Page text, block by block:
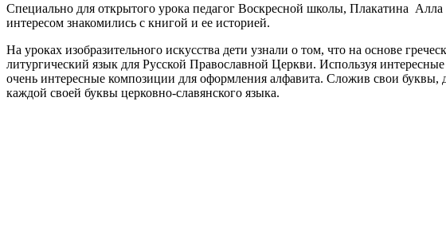
Специально для открытого урока педагог Воскресной школы, Плакатина
интересом знакомились с книгой и ее историей.
На уроках изобразительного искусства дети узнали о том, что на основе
литургический язык для Русской Православной Церкви. Используя
очень интересные композиции для оформления алфавита. Сложив свои
каждой своей буквы церковно-славянского языка.